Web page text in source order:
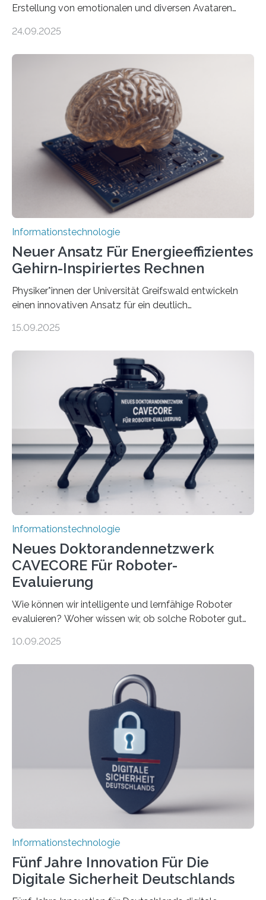
Erstellung von emotionalen und diversen Avataren
Förderung in Höhe von rund 2 Millionen Euro. Dabei
der MindPort GmbH eine neuartige, KI-gestützte
Lösung zur Erzeugung von Emotionen für realistische
Avatare. Gen-AIvatar entwickelt innovative und
kosteneffiziente Methoden, um lebensechte Avatare zu
erstellen. „Besonders wichtig ist uns eine ganzheitliche
Animation, bei der Stimme, Körperbewegung, Gestik
und Mimik im Einklang sind…
24.09.2025
Informationstechnologie
Neuer Ansatz Für Energieeffizientes
Gehirn-Inspiriertes Rechnen
Physiker*innen der Universität Greifswald entwickeln
einen innovativen Ansatz für ein deutlich
Lösungsweg ist inspiriert vom menschlichen Gehirn. Die
stellt die heutige Computertechnik vor
Herausforderungen. Herkömmliche Silizium-
Prozessoren stoßen an ihre Grenzen: Sie verbrauchen
viel Energie, die Speicher- und Verarbeitungseinheiten
sind voneinander getrennt und die Datenübertragung
bremst komplexe Anwendungen aus. Da KI-Modelle
immer größer werden und riesige Datenmengen
verarbeiten müssen, steigt der Bedarf an neuen
Rechenarchitekturen. Neben Quantencomputern
rücken dabei insbesondere…
15.09.2025
Informationstechnologie
Neues Doktorandennetzwerk
CAVECORE Für Roboter-
Evaluierung
Wie können wir intelligente und lernfähige Roboter
evaluieren? Woher wissen wir, ob solche Roboter gut
sich CAVECORE – ein neues Marie Skłodowska-Curie
koordiniert wird. Ab dem 1. September werden sich
über einen Zeitraum von vier Jahren insgesamt 15
Promovierende im Rahmen von CAVECORE mit
kognitiven Robotern beschäftigen – also mit Robotern,
die mittels Sensoren ihre Umgebung erfassen,
Informationen verarbeiten und häufig auch mit…
10.09.2025
Informationstechnologie
Fünf Jahre Innovation Für Die
Digitale Sicherheit Deutschlands